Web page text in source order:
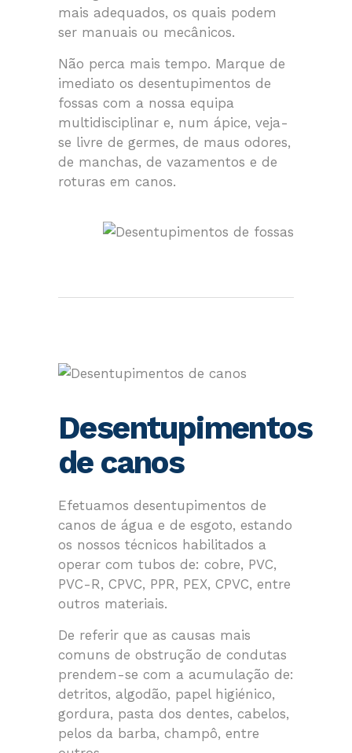
mais adequados, os quais podem
ser manuais ou mecânicos.
Não perca mais tempo. Marque de
imediato os desentupimentos de
fossas com a nossa equipa
multidisciplinar e, num ápice, veja-
se livre de germes, de maus odores,
de manchas, de vazamentos e de
roturas em canos.
Desentupimentos
de canos
Efetuamos desentupimentos de
canos de água e de esgoto, estando
os nossos técnicos habilitados a
operar com tubos de: cobre, PVC,
PVC-R, CPVC, PPR, PEX, CPVC, entre
outros materiais.
De referir que as causas mais
comuns de obstrução de condutas
prendem-se com a acumulação de:
detritos, algodão, papel higiénico,
gordura, pasta dos dentes, cabelos,
pelos da barba, champô, entre